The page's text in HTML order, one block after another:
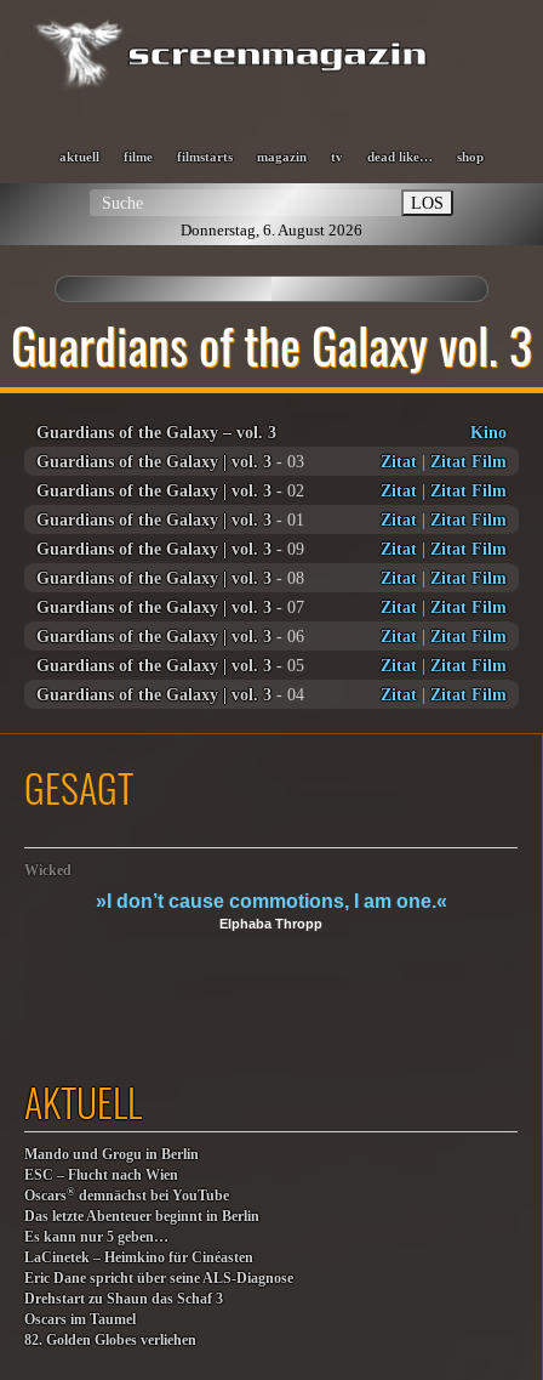
aktuell filme filmstarts magazin tv dead like… shop
LOS
Donnerstag, 6. August 2026
Guardians of the Galaxy vol. 3
Guardians of the Galaxy – vol. 3
Kino
Guardians of the Galaxy | vol. 3- 03 Zitat | Zitat Film
Guardians of the Galaxy | vol. 3 - 02 Zitat | Zitat Film
Guardians of the Galaxy | vol. 3- 01 Zitat | Zitat Film
Guardians of the Galaxy | vol. 3 - 09 Zitat | Zitat Film
Guardians of the Galaxy | vol. 3- 08 Zitat | Zitat Film
Guardians of the Galaxy | vol. 3 - 07 Zitat | Zitat Film
Guardians of the Galaxy | vol. 3- 06 Zitat | Zitat Film
Guardians of the Galaxy | vol. 3 - 05 Zitat | Zitat Film
Guardians of the Galaxy | vol. 3- 04 Zitat | Zitat Film
GESAGT
Wicked
»I don’t cause commotions, I am one.«
Elphaba Thropp
AKTUELL
Mando und Grogu in Berlin
ESC – Flucht nach Wien
Oscars® demnächst bei YouTube
Das letzte Abenteuer beginnt in Berlin
Es kann nur 5 geben…
LaCinetek – Heimkino für Cinéasten
Eric Dane spricht über seine ALS-Diagnose
Drehstart zu Shaun das Schaf 3
Oscars im Taumel
82. Golden Globes verliehen